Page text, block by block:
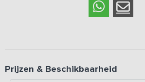
Prijzen & Beschikbaarheid